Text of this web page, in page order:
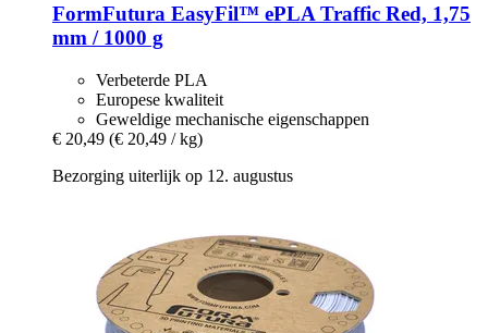
FormFutura EasyFil™ ePLA Traffic Red, 1,75
mm / 1000 g
Verbeterde PLA
Europese kwaliteit
Geweldige mechanische eigenschappen
€ 20,49 (€ 20,49 / kg)
Bezorging uiterlijk op 12. augustus